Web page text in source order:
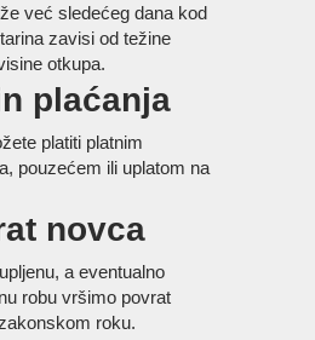
već sledećeg dana kod
zavisi od težine
otkupa.
plaćanja
platiti platnim
pouzećem ili uplatom na
novca
a eventualno
robu vršimo povrat
roku.